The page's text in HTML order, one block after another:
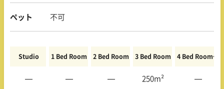
ペット 不可
Studio 1 Bed Room 2 Bed Room 3 Bed Room 4 Bed Room〜
— — — 250m² —